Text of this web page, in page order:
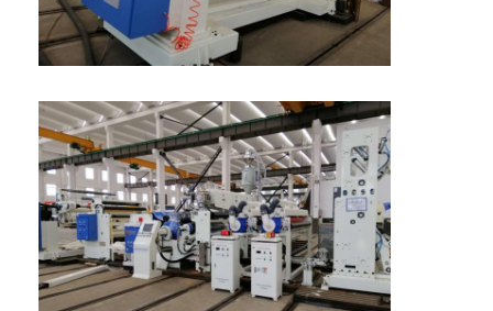
Máy tráng phủ
Máy tráng giấy
Máy ghép hai mặt
Bộ phận máy cán
Máy thổi vải tan chảy